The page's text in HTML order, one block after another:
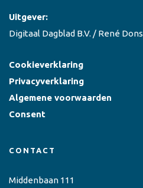
Uitgever:
Digitaal Dagblad B.V. / René Dons
Cookieverklaring
Privacyverklaring
Algemene voorwaarden
Consent
CONTACT
Middenbaan 111